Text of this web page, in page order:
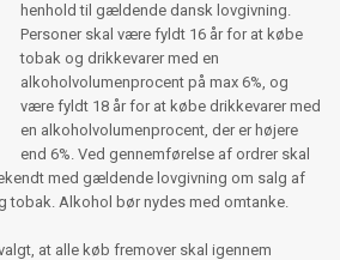
henhold til gældende dansk lovgivning.
Personer skal være fyldt 16 år for at købe
tobak og drikkevarer med en
alkoholvolumenprocent på max 6%, og
være fyldt 18 år for at købe drikkevarer med
en alkoholvolumenprocent, der er højere
end 6%. Ved gennemførelse af ordrer skal
med gældende lovgivning om salg af
tobak. Alkohol bør nydes med omtanke.
at alle køb fremover skal igennem